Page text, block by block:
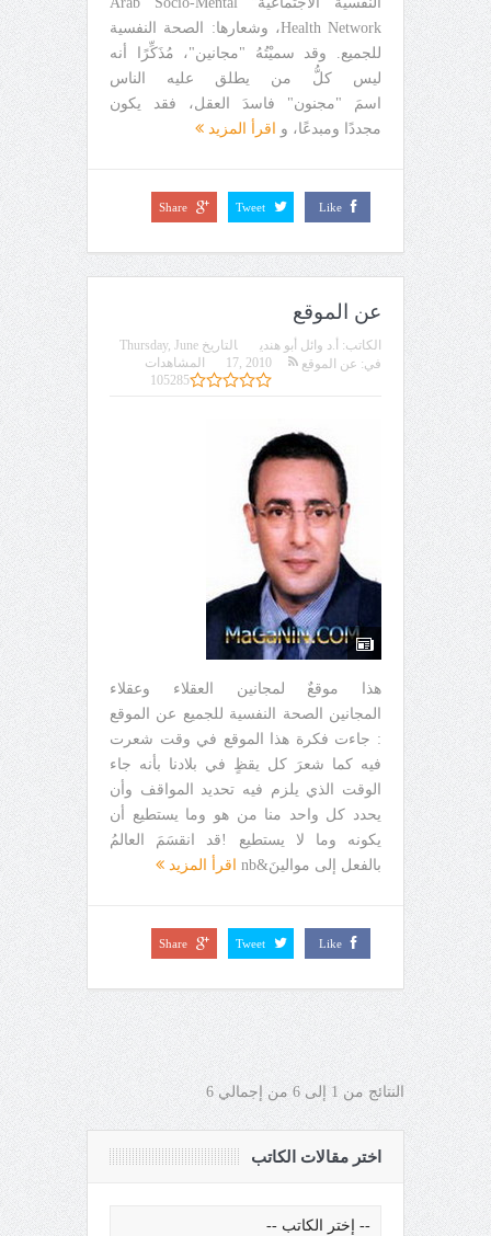
Health Network، وشعارها: الصحة النفسية
للجميع. وقد سميْتُهُ "مجانين"، مُذَكِّرًا أنه
ليس كلُّ من يطلق عليه الناس
اسمَ "مجنون" فاسدَ العقل، فقد يكون
مجددًا ومبدعًا، و اقرأ المزيد
Like
Tweet
Share
عن الموقع
الكاتب: أ.د وائل أبو هندي التاريخ Thursday, June
17, 2010
في: عن الموقع
المشاهدات
105285
هذا موقعٌ لمجانين العقلاء وعقلاء
المجانين الصحة النفسية للجميع عن الموقع
: جاءت فكرة هذا الموقع في وقت شعرت
فيه كما شعرَ كل يقظٍ في بلادنا بأنه جاء
الوقت الذي يلزم فيه تحديد المواقف وأن
يحدد كل واحد منا من هو وما يستطيع أن
يكونه وما لا يستطيع !قد انقسَمَ العالمُ
بالفعل إلى موالينَ&nb
اقرأ المزيد
Like
Tweet
Share
النتائج من 1 إلى 6 من إجمالي 6
اختر مقالات الكاتب